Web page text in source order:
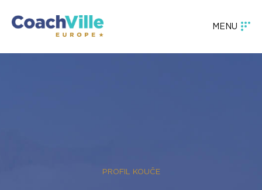
MENU
PROFIL KOUČE